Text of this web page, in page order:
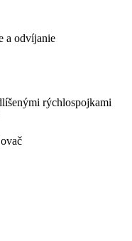
a odvíjanie
rýchlospojkami